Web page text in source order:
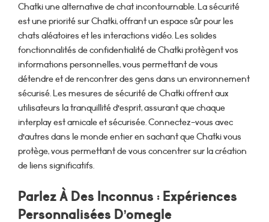
Chatki une alternative de chat incontournable. La sécurité
est une priorité sur Chatki, offrant un espace sûr pour les
chats aléatoires et les interactions vidéo. Les solides
fonctionnalités de confidentialité de Chatki protègent vos
informations personnelles, vous permettant de vous
détendre et de rencontrer des gens dans un environnement
sécurisé. Les mesures de sécurité de Chatki offrent aux
utilisateurs la tranquillité d’esprit, assurant que chaque
interplay est amicale et sécurisée. Connectez-vous avec
d’autres dans le monde entier en sachant que Chatki vous
protège, vous permettant de vous concentrer sur la création
de liens significatifs.
Parlez À Des Inconnus : Expériences
Personnalisées D’omegle